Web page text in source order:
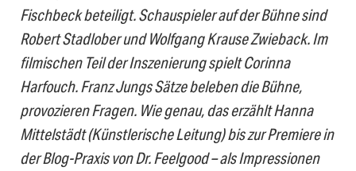
Fischbeck beteiligt. Schauspieler auf der Bühne sind
Robert Stadlober und Wolfgang Krause Zwieback. Im
filmischen Teil der Inszenierung spielt Corinna
Harfouch. Franz Jungs Sätze beleben die Bühne,
provozieren Fragen. Wie genau, das erzählt Hanna
Mittelstädt (Künstlerische Leitung) bis zur Premiere in
der Blog-Praxis von Dr. Feelgood – als Impressionen